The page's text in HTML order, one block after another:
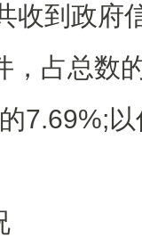
到政府
，占总数
7.69%;